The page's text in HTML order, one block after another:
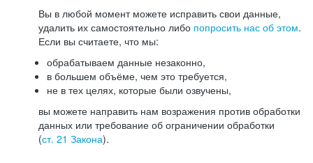
Вы в любой момент можете исправить свои данные,
удалить их самостоятельно либо попросить нас об этом.
Если вы считаете, что мы:
обрабатываем данные незаконно,
в большем объёме, чем это требуется,
не в тех целях, которые были озвучены,
вы можете направить нам возражения против обработки
данных или требование об ограничении обработки
(ст. 21 Закона).